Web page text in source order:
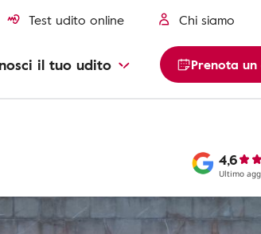
Test udito online Chi siamo
il tuo udito Prenota
4,6
Ultimo